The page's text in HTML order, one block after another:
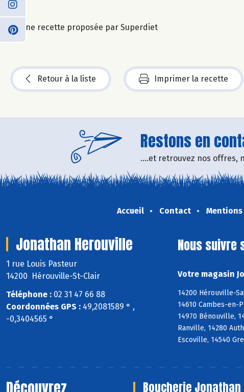
Une recette proposée par Superdiet
Retour à la liste Imprimer la recette
Restons en
....et retrouvez nos offres,
Accueil Contact
Jonathan Herouville
1 rue Louis Pasteur
14200 Hérouville-St-Clair
Téléphone : 02 31 47 66 88
Coordonnées GPS : 49,2081589 ° ,
-0,3404565 °
Nous suivre
Votre magasin
14200 Hérouville-
14610 Cambes-en-
14970 Bénouville,
Ranville, 14280
Escoville, 14540
Boucherie